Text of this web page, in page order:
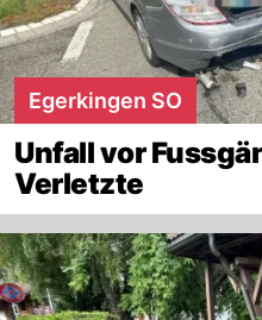
Egerkingen SO
Unfall vor
Verletzte